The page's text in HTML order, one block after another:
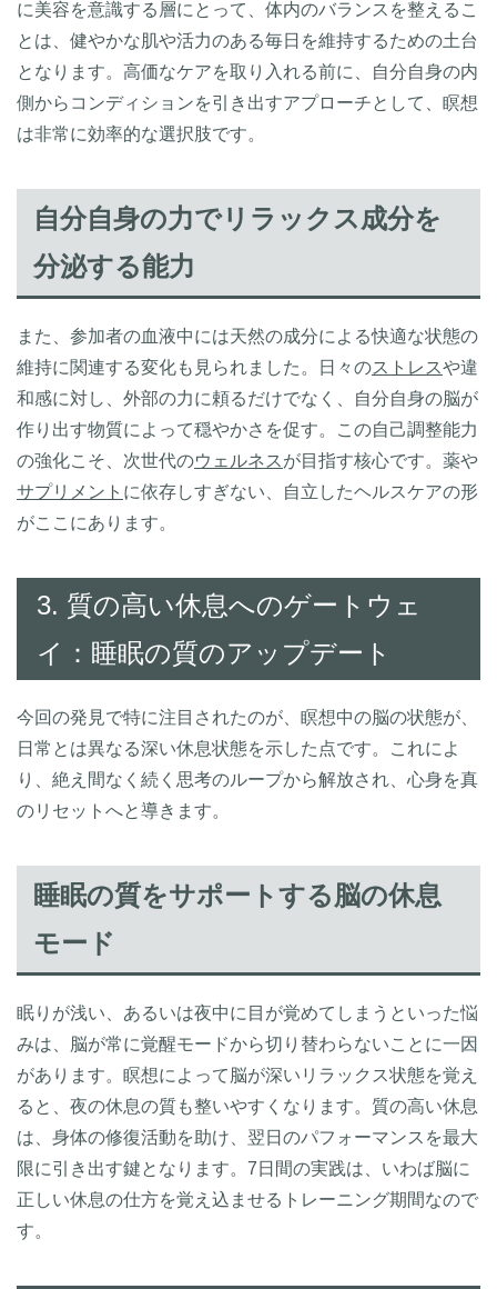
に美容を意識する層にとって、体内のバランスを整えるこ
とは、健やかな肌や活力のある毎日を維持するための土台
となります。高価なケアを取り入れる前に、自分自身の内
側からコンディションを引き出すアプローチとして、瞑想
は非常に効率的な選択肢です。
自分自身の力でリラックス成分を
分泌する能力
また、参加者の血液中には天然の成分による快適な状態の
維持に関連する変化も見られました。日々のストレスや違
和感に対し、外部の力に頼るだけでなく、自分自身の脳が
作り出す物質によって穏やかさを促す。この自己調整能力
の強化こそ、次世代のウェルネス が目指す核心です。薬や
サプリメント に依存しすぎない、自立したヘルスケアの形
がここにあります。
3. 質の高い休息へのゲートウェ
イ：睡眠の質のアップデート
今回の発見で特に注目されたのが、瞑想中の脳の状態が、
日常とは異なる深い休息状態を示した点です。これによ
り、絶え間なく続く思考のループから解放され、心身を真
のリセットへと導きます。
睡眠の質をサポートする脳の休息
モード
眠りが浅い、あるいは夜中に目が覚めてしまうといった悩
みは、脳が常に覚醒モードから切り替わらないことに一因
があります。瞑想によって脳が深いリラックス状態を覚え
ると、夜の休息の質も整いやすくなります。質の高い休息
は、身体の修復活動を助け、翌日のパフォーマンスを最大
限に引き出す鍵となります。7日間の実践は、いわば脳に
正しい休息の仕方を覚え込ませるトレーニング期間なので
す。